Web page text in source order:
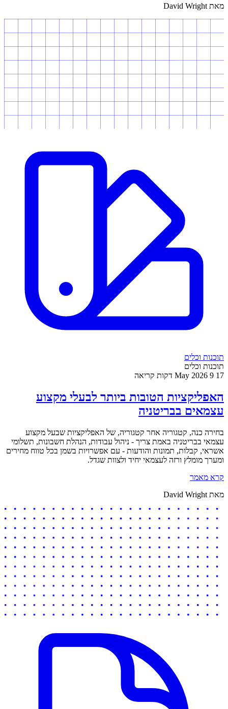
מאת David Wright
תוכנות וכלים
תוכנות וכלים
17 May 2026 9 דקות קריאה
האפליקציות הטובות ביותר לבעלי מקצוע
עצמאים בבריטניה
בחירה כנה, קטגוריה אחר קטגוריה, של האפליקציות שבעל מקצוע
עצמאי בבריטניה באמת צריך - ניהול עבודות, הנהלת חשבונות, תשלומי
אשראי, קבלות, תמונות והודעות - עם אפשרויות בשמן בכל טווח מחירים
ומערך מומלץ ורזה לעצמאי יחיד ולצוות שגדל.
קרא מאמר
מאת David Wright